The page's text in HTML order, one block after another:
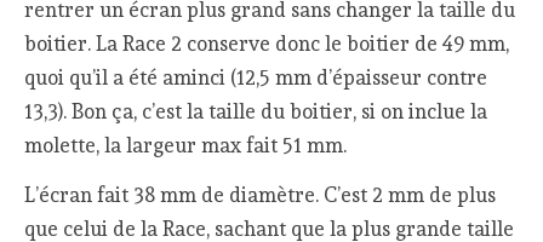
rentrer un écran plus grand sans changer la taille du
boitier. La Race 2 conserve donc le boitier de 49 mm,
quoi qu’il a été aminci (12,5 mm d’épaisseur contre
13,3). Bon ça, c’est la taille du boitier, si on inclue la
molette, la largeur max fait 51 mm.
L’écran fait 38 mm de diamètre. C’est 2 mm de plus
que celui de la Race, sachant que la plus grande taille